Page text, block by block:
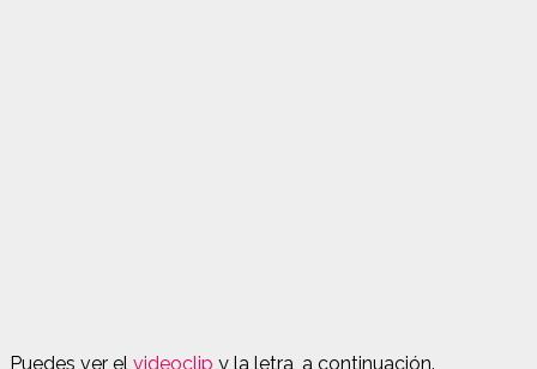
Puedes ver el videoclip y la letra, a continuación.